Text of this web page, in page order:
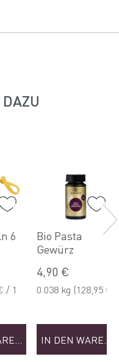
6
/ 1
Bio Pasta
Gewürz
4,90 €
0.038 kg (128,95 €
IN DEN